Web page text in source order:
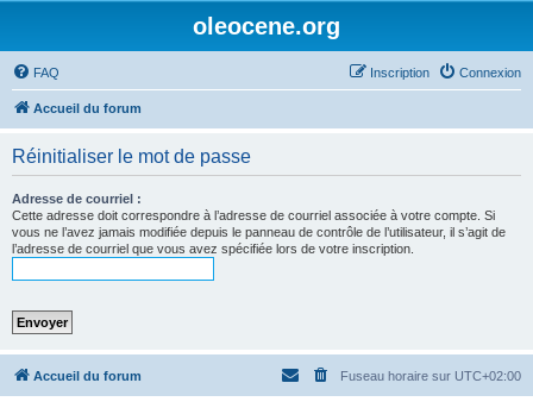
oleocene.org
FAQ Connexion
Inscription
Accueil du forum
Réinitialiser le mot de passe
Adresse de courriel :
Cette adresse doit correspondre à l’adresse de courriel associée à votre compte. Si
vous ne l’avez jamais modifiée depuis le panneau de contrôle de l’utilisateur, il s’agit de
l’adresse de courriel que vous avez spécifiée lors de votre inscription.
Accueil du forum Fuseau horaire sur UTC+02:00